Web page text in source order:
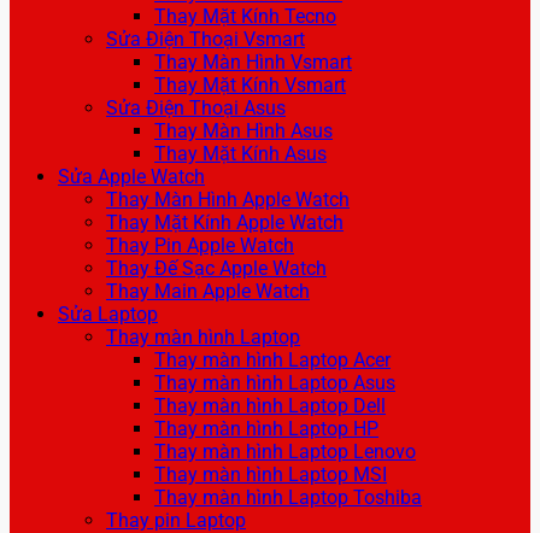
Thay Mặt Kính Tecno
Sửa Điện Thoại Vsmart
Thay Màn Hình Vsmart
Thay Mặt Kính Vsmart
Sửa Điện Thoại Asus
Thay Màn Hình Asus
Thay Mặt Kính Asus
Sửa Apple Watch
Thay Màn Hình Apple Watch
Thay Mặt Kính Apple Watch
Thay Pin Apple Watch
Thay Đế Sạc Apple Watch
Thay Main Apple Watch
Sửa Laptop
Thay màn hình Laptop
Thay màn hình Laptop Acer
Thay màn hình Laptop Asus
Thay màn hình Laptop Dell
Thay màn hình Laptop HP
Thay màn hình Laptop Lenovo
Thay màn hình Laptop MSI
Thay màn hình Laptop Toshiba
Thay pin Laptop